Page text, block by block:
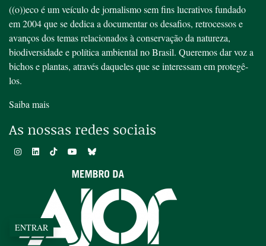
((o))eco é um veículo de jornalismo sem fins lucrativos fundado
em 2004 que se dedica a documentar os desafios, retrocessos e
avanços dos temas relacionados à conservação da natureza,
biodiversidade e política ambiental no Brasil. Queremos dar voz a
bichos e plantas, através daqueles que se interessam em protegê-
los.
Saiba mais
As nossas redes sociais
ENTRAR